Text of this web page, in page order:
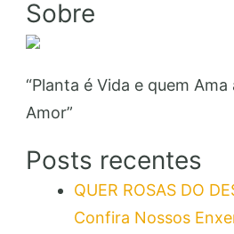
Sobre
“Planta é Vida e quem Ama
Amor”
Posts recentes
QUER ROSAS DO
Confira Nossos